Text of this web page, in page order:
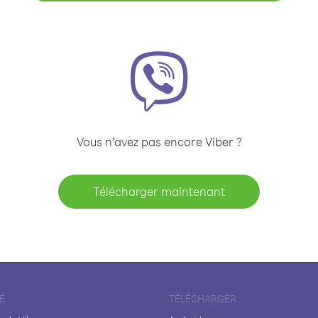
Vous n’avez pas encore Viber ?
Télécharger maintenant
TÉLÉCHARGER